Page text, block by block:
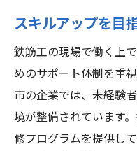
スキルアップを目
鉄筋工の現場で働く上
めのサポート体制を重
市の企業では、未経験
境が整備されています
修プログラムを提供し